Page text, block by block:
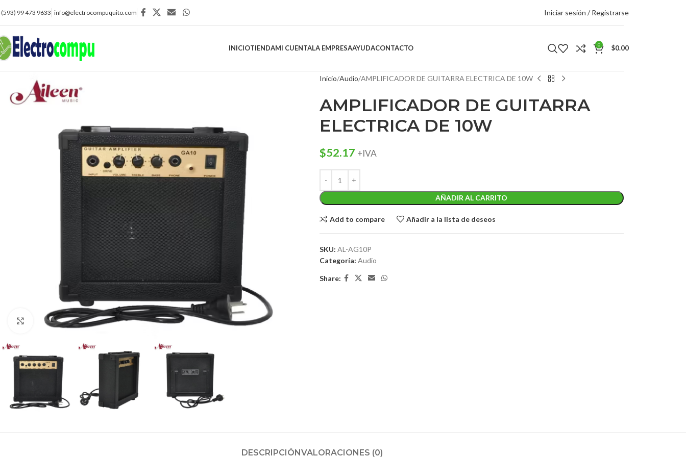
99 473 9633 info@electrocompuquito.com Iniciar sesión / Registrarse
INICIOTIENDAMI CUENTALA EMPRESAAYUDACONTACTO 0 $0.00
Click para agrandar
Inicio Audio AMPLIFICADOR DE GUITARRA ELECTRICA DE 10W
AMPLIFICADOR DE GUITARRA
ELECTRICA DE 10W
$52.17 +IVA
AÑADIR AL CARRITO
Add to compare Añadir a la lista de deseos
SKU: AL-AG10P
Categoría: Audio
Share:
DESCRIPCIÓN VALORACIONES (0)